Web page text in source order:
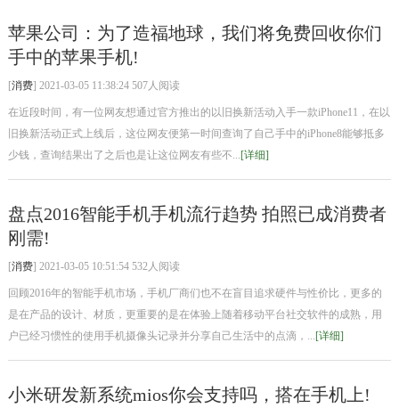
苹果公司：为了造福地球，我们将免费回收你们
手中的苹果手机!
[消费] 2021-03-05 11:38:24 507人阅读
在近段时间，有一位网友想通过官方推出的以旧换新活动入手一款iPhone11，在以
旧换新活动正式上线后，这位网友便第一时间查询了自己手中的iPhone8能够抵多
少钱，查询结果出了之后也是让这位网友有些不...[详细]
盘点2016智能手机手机流行趋势 拍照已成消费者
刚需!
[消费] 2021-03-05 10:51:54 532人阅读
回顾2016年的智能手机市场，手机厂商们也不在盲目追求硬件与性价比，更多的
是在产品的设计、材质，更重要的是在体验上随着移动平台社交软件的成熟，用
户已经习惯性的使用手机摄像头记录并分享自己生活中的点滴，...[详细]
小米研发新系统mios你会支持吗，搭在手机上!